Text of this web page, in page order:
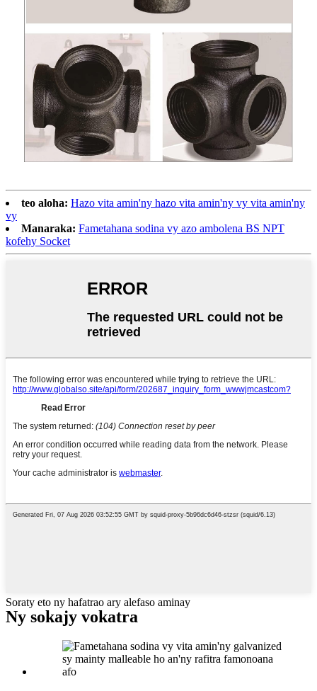
teo aloha: Hazo vita amin'ny hazo vita amin'ny vy vita amin'ny
vy
Manaraka: Fametahana sodina vy azo ambolena BS NPT
kofehy Socket
Soraty eto ny hafatrao ary alefaso aminay
Ny sokajy vokatra